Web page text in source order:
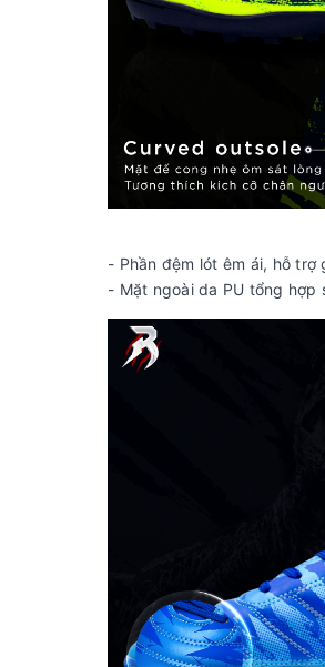
- Phần đệm lót êm ái, hỗ
- Mặt ngoài da PU tổng hợp